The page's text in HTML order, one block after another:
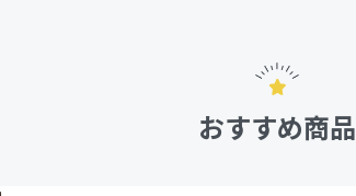
おすすめ商品